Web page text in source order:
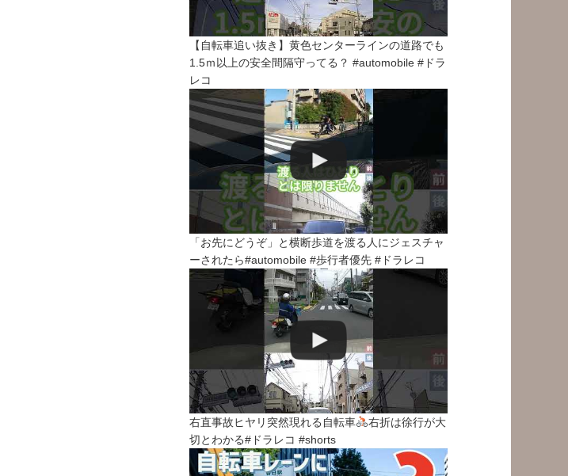
【自転車追い抜き】黄色センターラインの道路でも
1.5ｍ以上の安全間隔守ってる？ #automobile #ドラ
レコ
「お先にどうぞ」と横断歩道を渡る人にジェスチャ
ーされたら#automobile #歩行者優先 #ドラレコ
右直事故ヒヤリ突然現れる自転車
右折は徐行が大
切とわかる#ドラレコ #shorts